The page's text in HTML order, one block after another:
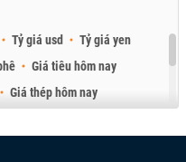
Tỷ giá usd
Tỷ giá yen
Giá tiêu hôm nay
Giá thép hôm nay